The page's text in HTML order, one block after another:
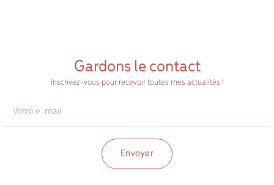
Gardons le contact
Inscrivez-vous pour recevoir toutes mes actualités !
Envoyer